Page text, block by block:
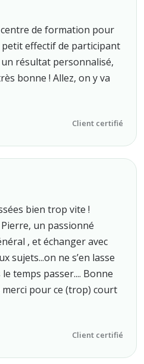
de formation pour
effectif de participant
résultat personnalisé,
bonne ! Allez, on y va
Client certifié
bien trop vite !
un passionné
, et échanger avec
sujets...on ne s’en lasse
temps passer.... Bonne
pour ce (trop) court
Client certifié